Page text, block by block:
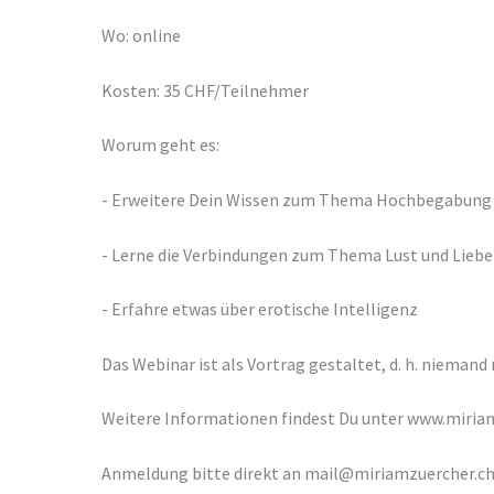
Wo: online
Kosten: 35 CHF/Teilnehmer
Worum geht es:
- Erweitere Dein Wissen zum Thema
- Lerne die Verbindungen zum Thema Lust und
- Erfahre etwas über erotische Intelligenz
Das Webinar ist als Vortrag gestaltet, d. h.
Weitere Informationen findest Du unter
Anmeldung bitte direkt an mail@miriamzuercher.ch